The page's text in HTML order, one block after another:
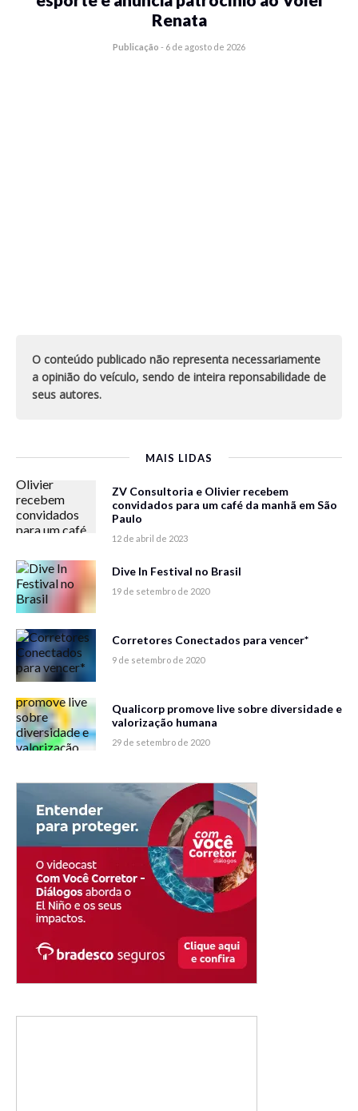
Renata
Publicação - 6 de agosto de 2026
O conteúdo publicado não representa necessariamente
a opinião do veículo, sendo de inteira reponsabilidade de
seus autores.
MAIS LIDAS
ZV Consultoria e Olivier recebem
convidados para um café da manhã em São
Paulo
12 de abril de 2023
Dive In Festival no Brasil
19 de setembro de 2020
Corretores Conectados para vencer*
9 de setembro de 2020
Qualicorp promove live sobre diversidade e
valorização humana
29 de setembro de 2020